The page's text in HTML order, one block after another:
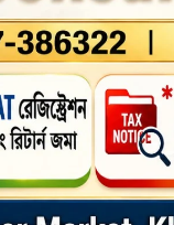
ঘটনায় ওই রাতেই
Whatsapp